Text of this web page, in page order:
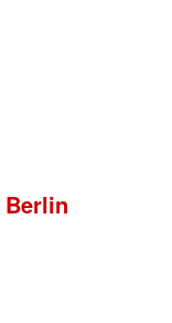
Berlin